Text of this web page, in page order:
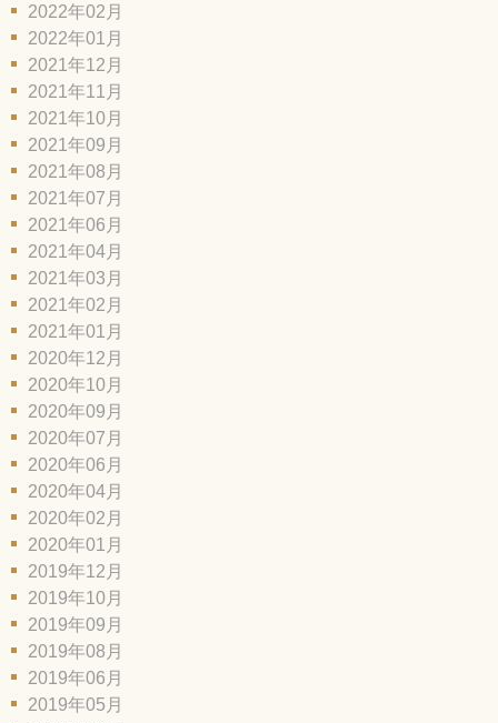
2022年02月
2022年01月
2021年12月
2021年11月
2021年10月
2021年09月
2021年08月
2021年07月
2021年06月
2021年04月
2021年03月
2021年02月
2021年01月
2020年12月
2020年10月
2020年09月
2020年07月
2020年06月
2020年04月
2020年02月
2020年01月
2019年12月
2019年10月
2019年09月
2019年08月
2019年06月
2019年05月